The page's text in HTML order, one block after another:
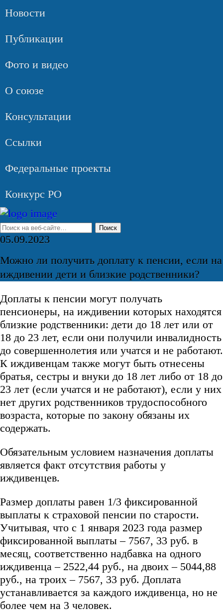
Новости
Публикации
Фото и видео
О союзе
Консультации
Ссылки
Федеральные проекты
Конкурс РО
05.09.2023
Можно ли получить доплату к пенсии, если на
иждивении дети и близкие родственники?
Доплаты к пенсии могут получать
пенсионеры, на иждивении которых находятся
близкие родственники: дети до 18 лет или от
18 до 23 лет, если они получили инвалидность
до совершеннолетия или учатся и не работают.
К иждивенцам также могут быть отнесены
братья, сестры и внуки до 18 лет либо от 18 до
23 лет (если учатся и не работают), если у них
нет других родственников трудоспособного
возраста, которые по закону обязаны их
содержать.
Обязательным условием назначения доплаты
является факт отсутствия работы у
иждивенцев.
Размер доплаты равен 1/3 фиксированной
выплаты к страховой пенсии по старости.
Учитывая, что с 1 января 2023 года размер
фиксированной выплаты – 7567, 33 руб. в
месяц, соответственно надбавка на одного
иждивенца – 2522,44 руб., на двоих – 5044,88
руб., на троих – 7567, 33 руб. Доплата
устанавливается за каждого иждивенца, но не
более чем на 3 человек.